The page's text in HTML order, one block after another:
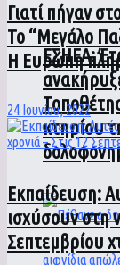
ΕΣΗΕΑ:
κτηρίου
Γιατί πήγαν
Το “Μεγάλο
Η Ευρώπη
24 Ιουνίου, 2022
Εκπαίδευση:
ισχύσουν στη
Σεπτεμβρίου